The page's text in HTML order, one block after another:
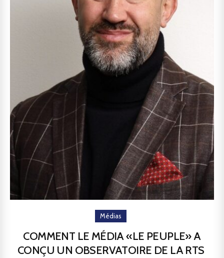
Médias
COMMENT LE MÉDIA «LE PEUPLE» A
CONÇU UN OBSERVATOIRE DE LA RTS